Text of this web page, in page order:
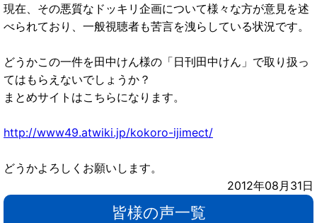
現在、その悪質なドッキリ企画について様々な方が意見を述
べられており、一般視聴者も苦言を洩らしている状況です。
どうかこの一件を田中けん様の「日刊田中けん」で取り扱っ
てはもらえないでしょうか？
まとめサイトはこちらになります。
http://www49.atwiki.jp/kokoro-ijimect/
どうかよろしくお願いします。
2012年08月31日
皆様の声一覧